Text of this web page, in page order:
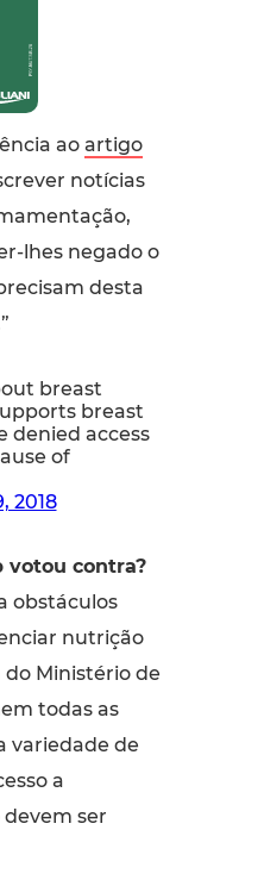
ao artigo
notícias
lhes negado o
desta
breast
breast
denied access
of
2018
votou contra?
obstáculos
nutrição
Ministério de
todas as
variedade de
a
ser